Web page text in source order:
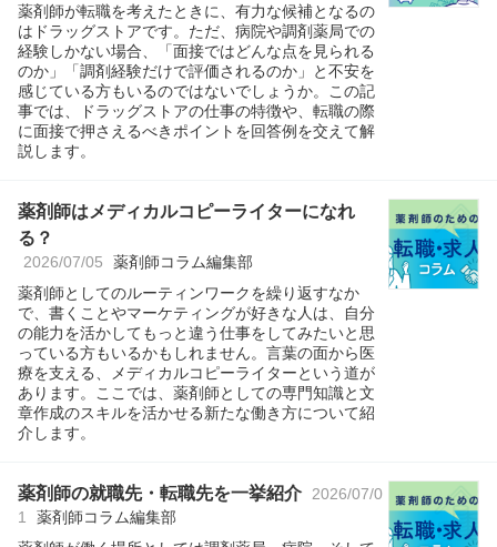
薬剤師が転職を考えたときに、有力な候補となるの
はドラッグストアです。ただ、病院や調剤薬局での
経験しかない場合、「面接ではどんな点を見られる
のか」「調剤経験だけで評価されるのか」と不安を
感じている方もいるのではないでしょうか。この記
事では、ドラッグストアの仕事の特徴や、転職の際
に面接で押さえるべきポイントを回答例を交えて解
説します。
薬剤師はメディカルコピーライターになれ
る？
2026/07/05 薬剤師コラム編集部
薬剤師としてのルーティンワークを繰り返すなか
で、書くことやマーケティングが好きな人は、自分
の能力を活かしてもっと違う仕事をしてみたいと思
っている方もいるかもしれません。言葉の面から医
療を支える、メディカルコピーライターという道が
あります。ここでは、薬剤師としての専門知識と文
章作成のスキルを活かせる新たな働き方について紹
介します。
薬剤師の就職先・転職先を一挙紹介
2026/07/0
1
薬剤師コラム編集部